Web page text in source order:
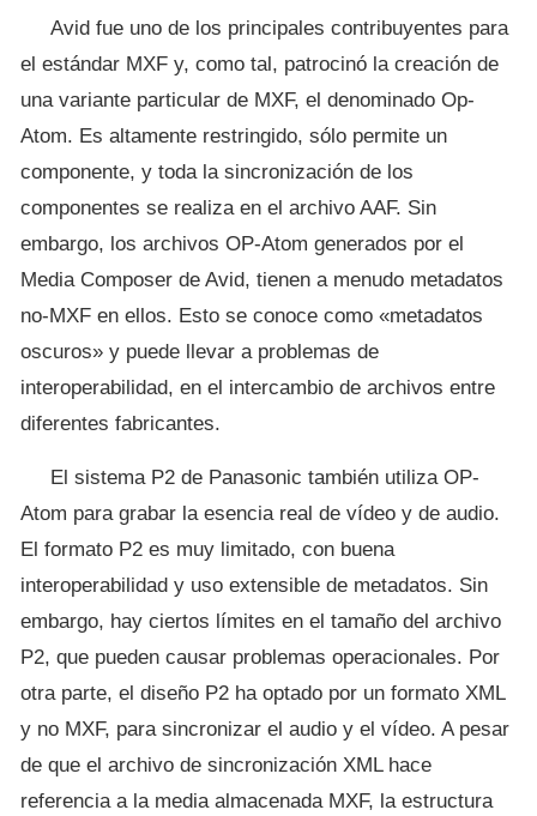
Avid fue uno de los principales contribuyentes para
el estándar MXF y, como tal, patrocinó la creación de
una variante particular de MXF, el denominado Op-
Atom. Es altamente restringido, sólo permite un
componente, y toda la sincronización de los
componentes se realiza en el archivo AAF. Sin
embargo, los archivos OP-Atom generados por el
Media Composer de Avid, tienen a menudo metadatos
no-MXF en ellos. Esto se conoce como «metadatos
oscuros» y puede llevar a problemas de
interoperabilidad, en el intercambio de archivos entre
diferentes fabricantes.
El sistema P2 de Panasonic también utiliza OP-
Atom para grabar la esencia real de vídeo y de audio.
El formato P2 es muy limitado, con buena
interoperabilidad y uso extensible de metadatos. Sin
embargo, hay ciertos límites en el tamaño del archivo
P2, que pueden causar problemas operacionales. Por
otra parte, el diseño P2 ha optado por un formato XML
y no MXF, para sincronizar el audio y el vídeo. A pesar
de que el archivo de sincronización XML hace
referencia a la media almacenada MXF, la estructura